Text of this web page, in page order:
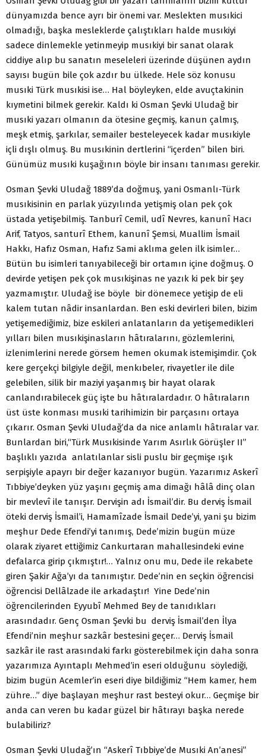
dünyamızda bence ayrı bir önemi var. Meslekten musıkici
olmadığı, başka mesleklerde çalıştıkları halde musıkiyi
sadece dinlemekle yetinmeyip musıkiyi bir sanat olarak
ciddiye alıp bu sanatın meseleleri üzerinde düşünen aydın
sayısı bugün bile çok azdır bu ülkede. Hele söz konusu
musıki Türk musıkisi ise… Hal böyleyken, elde avuçtakinin
kıymetini bilmek gerekir. Kaldı ki Osman Şevki Uludağ bir
musıki yazarı olmanın da ötesine geçmiş, kanun çalmış,
meşk etmiş, şarkılar, semailer besteleyecek kadar musıkiyle
içli dışlı olmuş. Bu musıkinin dertlerini “içerden” bilen biri.
Günümüz musıki kuşağının böyle bir insanı tanıması gerekir.
Osman Şevki Uludağ 1889’da doğmuş, yani Osmanlı-Türk
musıkisinin en parlak yüzyılında yetişmiş olan pek çok
üstada yetişebilmiş. Tanburî Cemil, udî Nevres, kanunî Hacı
Arif, Tatyos, santurî Ethem, kanunî Şemsi, Muallim İsmail
Hakkı, Hafız Osman, Hafız Sami aklıma gelen ilk isimler…
Bütün bu isimleri tanıyabileceği bir ortamın içine doğmuş. O
devirde yetişen pek çok musıkişinas ne yazık ki pek bir şey
yazmamıştır. Uludağ ise böyle bir dönemece yetişip de eli
kalem tutan nâdir insanlardan. Ben eski devirleri bilen, bizim
yetişemediğimiz, bize eskileri anlatanların da yetişemedikleri
yılları bilen musıkişinasların hâtıralarını, gözlemlerini,
izlenimlerini nerede görsem hemen okumak istemişimdir. Çok
kere gerçekçi bilgiyle değil, menkıbeler, rivayetler ile dile
gelebilen, silik bir maziyi yaşanmış bir hayat olarak
canlandırabilecek güç işte bu hâtıralardadır. O hâtıraların
üst üste konması musıki tarihimizin bir parçasını ortaya
çıkarır. Osman Şevki Uludağ’da da nice anlamlı hâtıralar var.
Bunlardan biri,“Türk Musıkisinde Yarım Asırlık Görüşler II”
başlıklı yazıda anlatılanlar sisli puslu bir geçmişe ışık
serpişiyle apayrı bir değer kazanıyor bugün. Yazarımız Askerî
Tıbbiye’deyken yüz yaşını geçmiş ama dimağı hâlâ dinç olan
bir mevlevî ile tanışır. Dervişin adı İsmail’dir. Bu derviş İsmail
öteki derviş İsmail’i, Hamamîzade İsmail Dede’yi, yani şu bizim
meşhur Dede Efendi’yi tanımış, Dede’mizin bugün müze
olarak ziyaret ettiğimiz Cankurtaran mahallesindeki evine
defalarca girip çıkmıştır!… Yalnız onu mu, Dede ile rekabete
giren Şakir Ağa’yı da tanımıştır. Dede’nin en seçkin öğrencisi
öğrencisi Dellâlzade ile arkadaştır! Yine Dede’nin
öğrencilerinden Eyyubî Mehmed Bey de tanıdıkları
arasındadır. Genç Osman Şevki bu derviş İsmail’den İlya
Efendi’nin meşhur sazkâr bestesini geçer… Derviş İsmail
sazkâr ile rast arasındaki farkı gösterebilmek için daha sonra
yazarımıza Ayıntaplı Mehmed’in eseri olduğunu söylediği,
bizim bugün Acemler’in eseri diye bildiğimiz “Hem kamer, hem
zühre…” diye başlayan meşhur rast besteyi okur… Geçmişe bir
anda can veren bu kadar güzel bir hâtırayı başka nerede
bulabiliriz?
Osman Şevki Uludağ’ın “Askerî Tıbbiye’de Musıki An’anesi”